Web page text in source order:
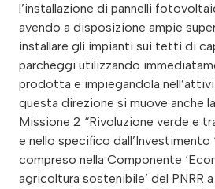
l’installazione di pannelli
avendo a disposizione ampie
installare gli impianti sui tetti di
parcheggi utilizzando
prodotta e impiegandola
questa direzione si muove anche
Missione 2 “Rivoluzione verde e
e nello specifico dall’Investimento
compreso nella Componente
agricoltura sostenibile’ del PNRR